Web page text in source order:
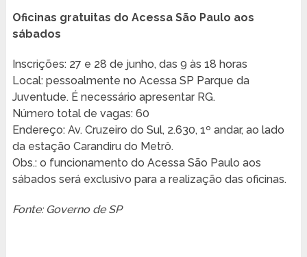
Oficinas gratuitas do Acessa São Paulo aos
sábados
Inscrições: 27 e 28 de junho, das 9 às 18 horas
Local: pessoalmente no Acessa SP Parque da
Juventude. É necessário apresentar RG.
Número total de vagas: 60
Endereço: Av. Cruzeiro do Sul, 2.630, 1º andar, ao lado
da estação Carandiru do Metrô.
Obs.: o funcionamento do Acessa São Paulo aos
sábados será exclusivo para a realização das oficinas.
Fonte: Governo de SP